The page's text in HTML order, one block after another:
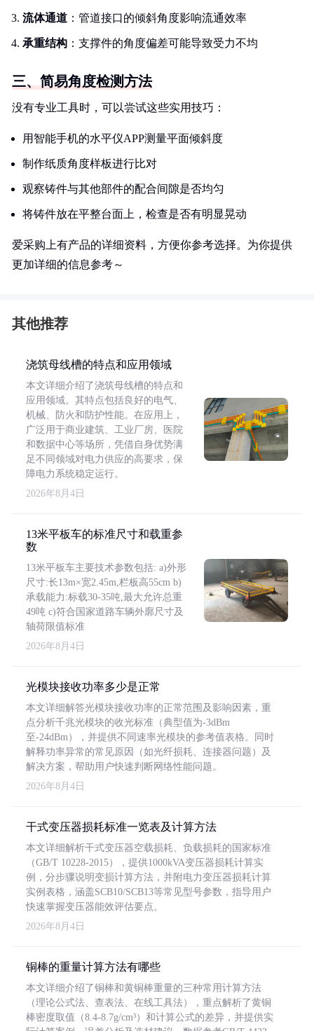
流体通道 ：管道接口的倾斜角度影响流通效率
承重结构 ：支撑件的角度偏差可能导致受力不均
三、简易角度检测方法
没有专业工具时，可以尝试这些实用技巧：
用智能手机的水平仪APP测量平面倾斜度
制作纸质角度样板进行比对
观察铸件与其他部件的配合间隙是否均匀
将铸件放在平整台面上，检查是否有明显晃动
爱采购上有产品的详细资料，方便你参考选择。为你提供
更加详细的信息参考～
其他推荐
浇筑母线槽的特点和应用领域
本文详细介绍了浇筑母线槽的特点和
应用领域。其特点包括良好的电气、
机械、防火和防护性能。在应用上，
广泛用于商业建筑、工业厂房、医院
和数据中心等场所，凭借自身优势满
足不同领域对电力供应的高要求，保
障电力系统稳定运行。
2026年8月4日
13米平板车的标准尺寸和载重参
数
13米平板车主要技术参数包括: a)外形
尺寸:长13m×宽2.45m,栏板高55cm b)
承载能力:标载30-35吨,最大允许总重
49吨 c)符合国家道路车辆外廓尺寸及
轴荷限值标准
2026年8月4日
光模块接收功率多少是正常
本文详细解答光模块接收功率的正常范围及影响因素，重
点分析千兆光模块的收光标准（典型值为-3dBm
至-24dBm），并提供不同速率光模块的参考值表格。同时
解释功率异常的常见原因（如光纤损耗、连接器问题）及
解决方案，帮助用户快速判断网络性能问题。
2026年8月4日
干式变压器损耗标准一览表及计算方法
本文详细解析干式变压器空载损耗、负载损耗的国家标准
（GB/T 10228-2015），提供1000kVA变压器损耗计算实
例，分步骤说明变损计算方法，并附电力变压器损耗计算
实例表格，涵盖SCB10/SCB13等常见型号参数，指导用户
快速掌握变压器能效评估要点。
2026年8月4日
铜棒的重量计算方法有哪些
本文详细介绍了铜棒和黄铜棒重量的三种常用计算方法
（理论公式法、查表法、在线工具法），重点解析了黄铜
棒密度取值（8.4-8.7g/cm³）和计算公式的差异，并提供实